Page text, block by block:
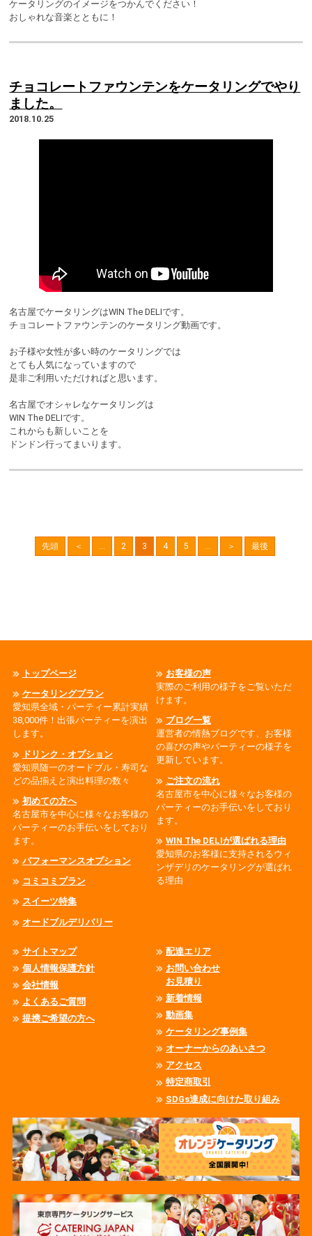
ケータリングのイメージをつかんでください！
おしゃれな音楽とともに！
チョコレートファウンテンをケータリングでやり
ました。
2018.10.25
名古屋でケータリングはWIN The DELIです。
チョコレートファウンテンのケータリング動画です。
お子様や女性が多い時のケータリングでは
とても人気になっていますので
是非ご利用いただければと思います。
名古屋でオシャレなケータリングは
WIN The DELIです。
これからも新しいことを
ドンドン行ってまいります。
先頭 ＜ ... 2 3 4 5 ... ＞ 最後
トップページ
ケータリングプラン
愛知県全域・パーティー累計実績
38,000件！出張パーティーを演出
します。
ドリンク・オプション
愛知県随一のオードブル・寿司な
どの品揃えと演出料理の数々
初めての方へ
名古屋市を中心に様々なお客様の
パーティーのお手伝いをしており
ます。
パフォーマンスオプション
コミコミプラン
スイーツ特集
オードブルデリバリー
お客様の声
実際のご利用の様子をご覧いただ
けます。
ブログ一覧
運営者の情熱ブログです、お客様
の喜びの声やパーティーの様子を
更新しています。
ご注文の流れ
名古屋市を中心に様々なお客様の
パーティーのお手伝いをしており
ます。
WIN The DELIが選ばれる理由
愛知県のお客様に支持されるウィ
ンザデリのケータリングが選ばれ
る理由
サイトマップ
個人情報保護方針
会社情報
よくあるご質問
提携ご希望の方へ
配達エリア
お問い合わせ
お見積り
新着情報
動画集
ケータリング事例集
オーナーからのあいさつ
アクセス
特定商取引
SDGs達成に向けた取り組み